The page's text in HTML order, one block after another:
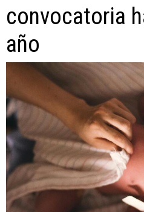
convocatoria
año